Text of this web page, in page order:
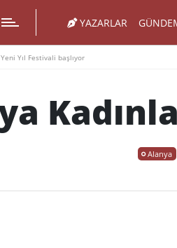
YAZARLAR
Yıl Festivali başlıyor
Alanya